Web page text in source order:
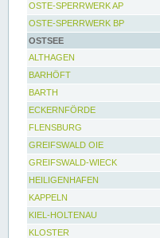
OSTE-SPERRWERK AP
OSTE-SPERRWERK BP
OSTSEE
ALTHAGEN
BARHÖFT
BARTH
ECKERNFÖRDE
FLENSBURG
GREIFSWALD OIE
GREIFSWALD-WIECK
HEILIGENHAFEN
KAPPELN
KIEL-HOLTENAU
KLOSTER